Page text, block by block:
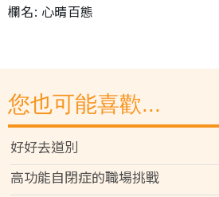
欄名: 心晴百態
您也可能喜歡...
好好去道別
高功能自閉症的職場挑戰